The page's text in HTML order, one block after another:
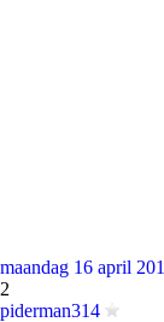
maandag 16 april
2
piderman314